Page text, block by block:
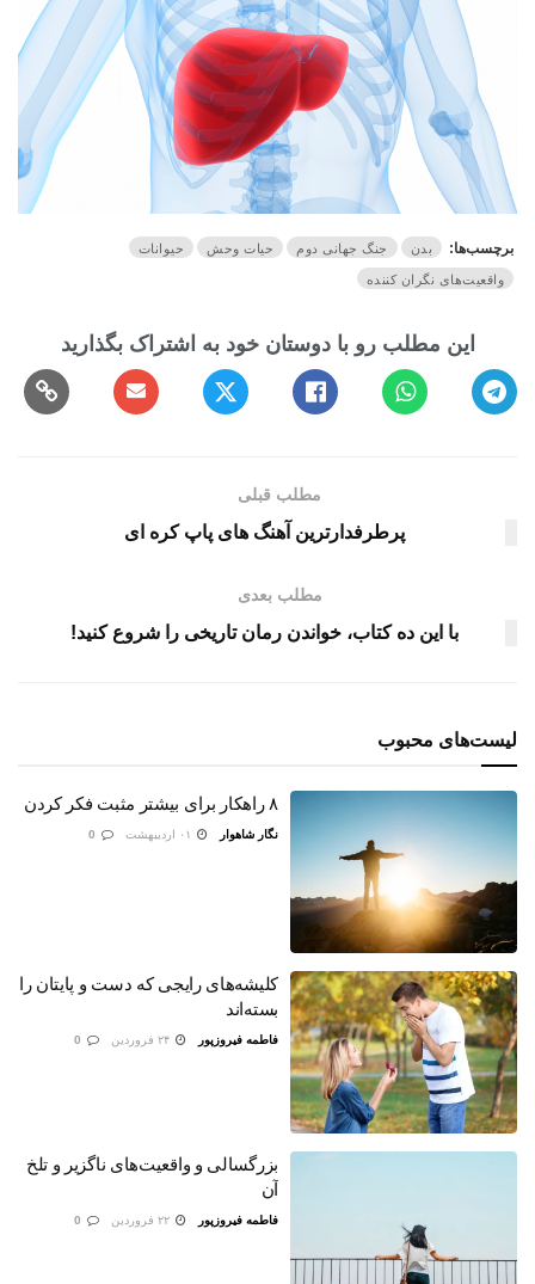
برچسب‌ها: بدن جنگ جهانی دوم حیات وحش حیوانات
واقعیت‌های نگران کننده
مطلب قبلی
پرطرفدارترین آهنگ های پاپ کره ای
مطلب بعدی
با این ده کتاب، خواندن رمان تاریخی را شروع کنید!
لیست‌های محبوب
۸ راهکار برای بیشتر مثبت فکر کردن
نگار شاهوار
کلیشه‌های رایجی که دست و پایتان را
بسته‌اند
فاطمه فیروزپور
بزرگسالی و واقعیت‌های ناگزیر و تلخ
آن
فاطمه فیروزپور